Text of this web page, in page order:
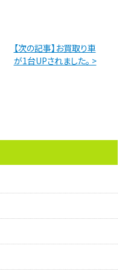
【次の記事】お買取り車
が1台UPされました。 >